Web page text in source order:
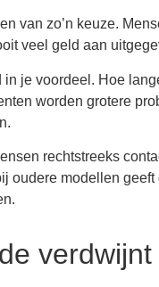
van zo’n keuze.
veel geld aan
je voordeel. Hoe
worden grotere
rechtstreeks
oudere modellen